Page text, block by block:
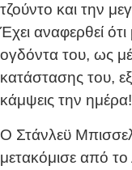
τζούντο και την
Έχει αναφερθεί
ογδόντα του, ως
κατάστασης του,
κάμψεις την ημέρα!
Ο Στάνλεϋ
μετακόμισε από